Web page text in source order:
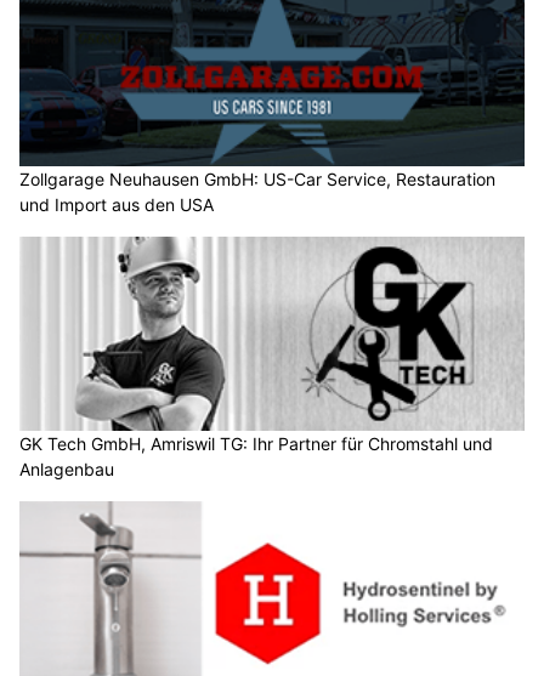
Zollgarage Neuhausen GmbH: US-Car Service, Restauration
und Import aus den USA
GK Tech GmbH, Amriswil TG: Ihr Partner für Chromstahl und
Anlagenbau